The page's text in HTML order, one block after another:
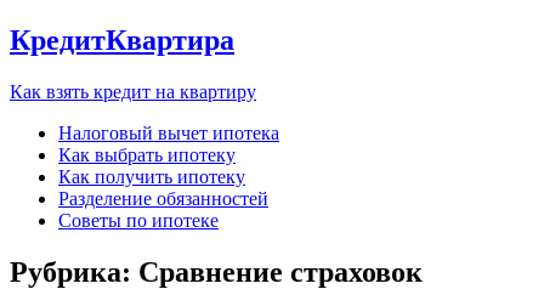
КредитКвартира
Как взять кредит на квартиру
Налоговый вычет ипотека
Как выбрать ипотеку
Как получить ипотеку
Разделение обязанностей
Советы по ипотеке
Рубрика: Сравнение страховок